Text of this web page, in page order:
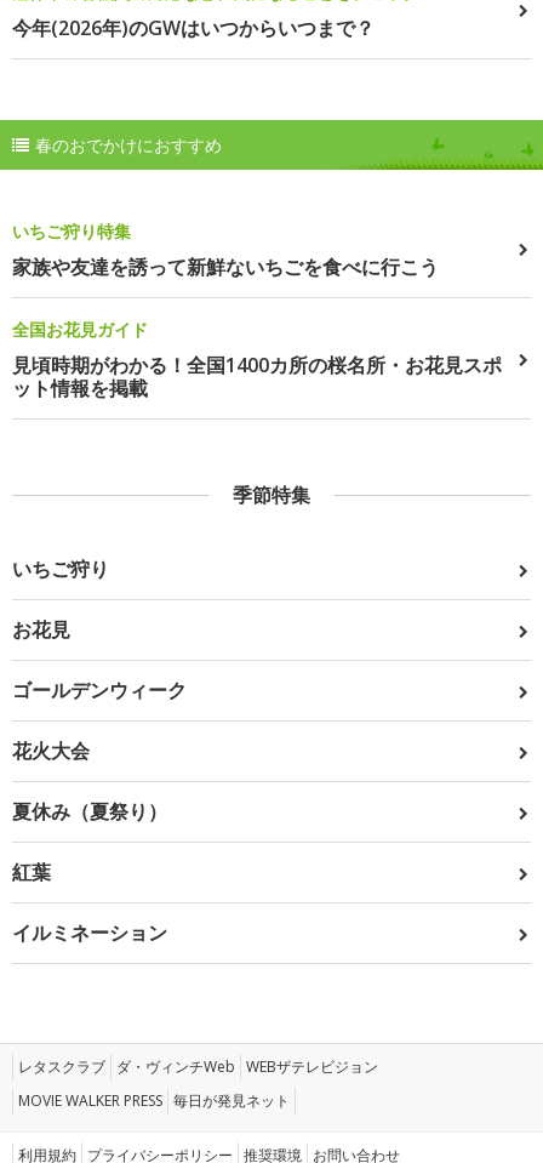
今年(2026年)のGWはいつからいつまで？
春のおでかけにおすすめ
いちご狩り特集
家族や友達を誘って新鮮ないちごを食べに行こう
全国お花見ガイド
見頃時期がわかる！全国1400カ所の桜名所・お花見スポ
ット情報を掲載
季節特集
いちご狩り
お花見
ゴールデンウィーク
花火大会
夏休み（夏祭り）
紅葉
イルミネーション
レタスクラブ ダ・ヴィンチWeb WEBザテレビジョン
MOVIE WALKER PRESS 毎日が発見ネット
利用規約 プライバシーポリシー 推奨環境 お問い合わせ